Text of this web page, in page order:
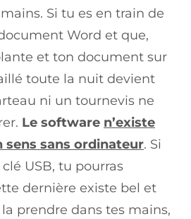
Si tu es en train de
Word et que,
et ton document sur
toute la nuit devient
ni un tournevis ne
Le software n’existe
sens sans ordinateur. Si
USB, tu pourras
dernière existe bel et
prendre dans tes mains,